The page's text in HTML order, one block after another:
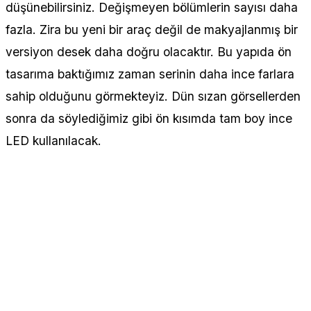
düşünebilirsiniz. Değişmeyen bölümlerin sayısı daha
fazla. Zira bu yeni bir araç değil de makyajlanmış bir
versiyon desek daha doğru olacaktır. Bu yapıda ön
tasarıma baktığımız zaman serinin daha ince farlara
sahip olduğunu görmekteyiz. Dün sızan görsellerden
sonra da söylediğimiz gibi ön kısımda tam boy ince
LED kullanılacak.